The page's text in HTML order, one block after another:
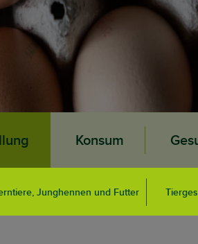
Konsum
Junghennen und Futter